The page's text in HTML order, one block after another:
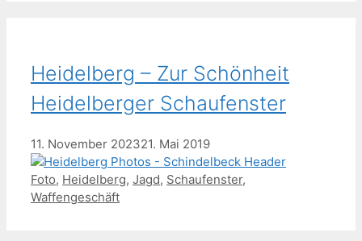
Heidelberg – Zur Schönheit
Heidelberger Schaufenster
11. November 202321. Mai 2019
Schlagwörter
Foto, Heidelberg, Jagd, Schaufenster,
Waffengeschäft